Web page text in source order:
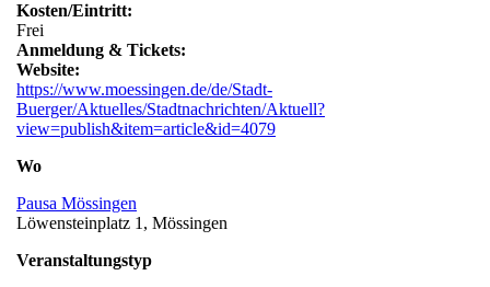
Kosten/Eintritt:
Frei
Anmeldung & Tickets:
Website:
https://www.moessingen.de/de/Stadt-
Buerger/Aktuelles/Stadtnachrichten/Aktuell?
view=publish&item=article&id=4079
Wo
Pausa Mössingen
Löwensteinplatz 1, Mössingen
Veranstaltungstyp